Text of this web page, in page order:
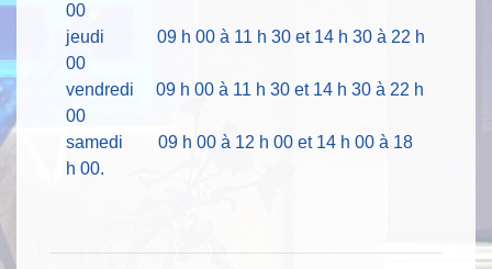
00
jeudi 09 h 00 à 11 h 30 et 14 h 30 à 22 h
00
vendredi 09 h 00 à 11 h 30 et 14 h 30 à 22 h
00
samedi 09 h 00 à 12 h 00 et 14 h 00 à 18
h 00.